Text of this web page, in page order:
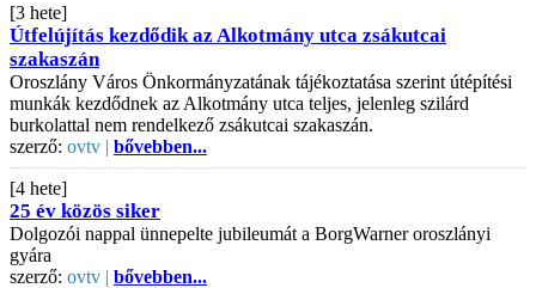
[3 hete]
Útfelújítás kezdődik az Alkotmány utca zsákutcai
szakaszán
Oroszlány Város Önkormányzatának tájékoztatása szerint útépítési
munkák kezdődnek az Alkotmány utca teljes, jelenleg szilárd
burkolattal nem rendelkező zsákutcai szakaszán.
szerző: ovtv | bővebben...
[4 hete]
25 év közös siker
Dolgozói nappal ünnepelte jubileumát a BorgWarner oroszlányi
gyára
szerző: ovtv | bővebben...